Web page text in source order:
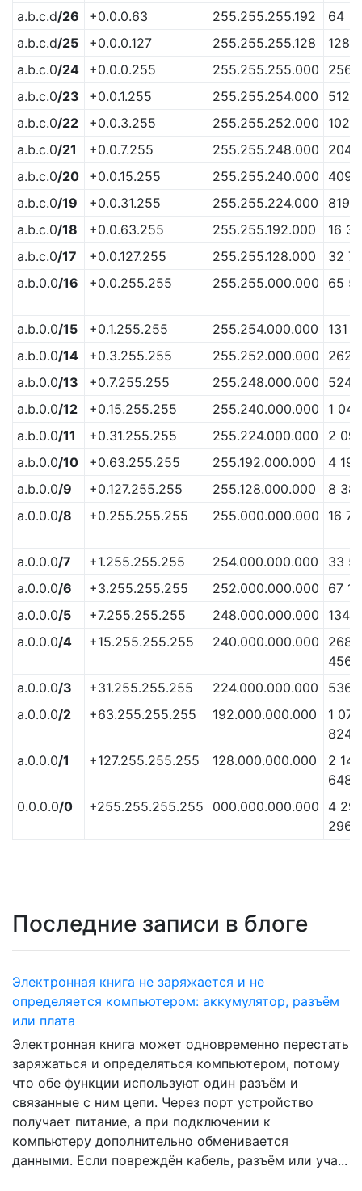
a.b.c.d/26 +0.0.0.63 255.255.255.192
64
a.b.c.d/25 +0.0.0.127 255.255.255.128
128
a.b.c.0/24 +0.0.0.255 255.255.255.000
256
a.b.c.0/23 +0.0.1.255 255.255.254.000
512
a.b.c.0/22 +0.0.3.255 255.255.252.000
1024
a.b.c.0/21 +0.0.7.255 255.255.248.000
2048
a.b.c.0/20 +0.0.15.255 255.255.240.000
4096
a.b.c.0/19 +0.0.31.255 255.255.224.000
8192
a.b.c.0/18 +0.0.63.255 255.255.192.000
16
a.b.c.0/17 +0.0.127.255 255.255.128.000
32
a.b.0.0/16 +0.0.255.255 255.255.000.000 65
a.b.0.0/15 +0.1.255.255 255.254.000.000
131
a.b.0.0/14 +0.3.255.255 255.252.000.000
262
a.b.0.0/13 +0.7.255.255 255.248.000.000
524
a.b.0.0/12 +0.15.255.255 255.240.000.000
1
a.b.0.0/11 +0.31.255.255 255.224.000.000
2
a.b.0.0/10 +0.63.255.255 255.192.000.000
4
a.b.0.0/9 +0.127.255.255 255.128.000.000
8
a.0.0.0/8 +0.255.255.255 255.000.000.000 16
a.0.0.0/7 +1.255.255.255 254.000.000.000
33
a.0.0.0/6 +3.255.255.255 252.000.000.000
67
a.0.0.0/5 +7.255.255.255 248.000.000.000
134
a.0.0.0/4 +15.255.255.255 240.000.000.000
268
456
a.0.0.0/3 +31.255.255.255 224.000.000.000
536
a.0.0.0/2 +63.255.255.255 192.000.000.000
1
824
a.0.0.0/1 +127.255.255.255 128.000.000.000
2
648
0.0.0.0/0 +255.255.255.255 000.000.000.000
4
296
Последние записи в блоге
Электронная книга не заряжается и не
определяется компьютером: аккумулятор, разъём
или плата
Электронная книга может одновременно перестать
заряжаться и определяться компьютером, потому
что обе функции используют один разъём и
связанные с ним цепи. Через порт устройство
получает питание, а при подключении к
компьютеру дополнительно обменивается
данными. Если повреждён кабель, разъём или уча...